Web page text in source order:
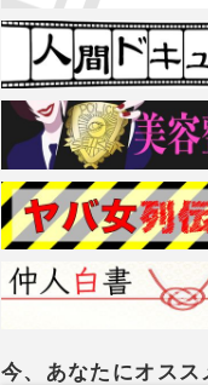
今、あなたにオスス